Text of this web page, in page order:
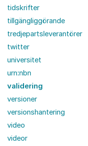
tidskrifter
tillgängliggörande
tredjepartsleverantörer
twitter
universitet
urn:nbn
validering
versioner
versionshantering
video
videor